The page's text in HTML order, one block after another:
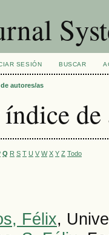
SESIÓN BUSCAR
autores/as
de
Q R S T U V W X Y Z Todo
Félix,